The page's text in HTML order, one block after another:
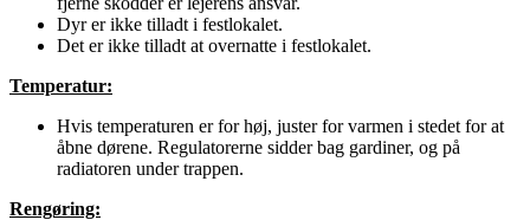
Dyr er ikke tilladt i festlokalet.
Det er ikke tilladt at overnatte i festlokalet.
Temperatur:
Hvis temperaturen er for høj, juster for varmen i stedet for at
åbne dørene. Regulatorerne sidder bag gardiner, og på
radiatoren under trappen.
Rengøring: